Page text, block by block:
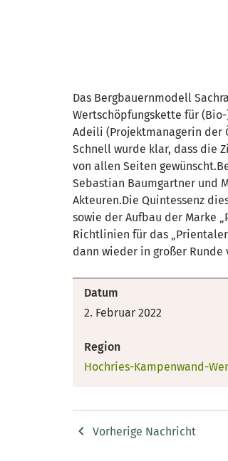
Das Bergbauernmodell
Wertschöpfungskette für
Adeili (Projektmanagerin der
Schnell wurde klar, dass die
von allen Seiten
Sebastian Baumgartner und
Akteuren.Die Quintessenz
sowie der Aufbau der Marke
Richtlinien für das
dann wieder in großer Runde
Datum
2. Februar 2022
Region
Hochries-Kampenwand-
Vorherige Nachricht